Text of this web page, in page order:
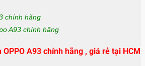
chính hãng
A93 chính hãng
A93 chính hãng , giá rẻ tại HCM